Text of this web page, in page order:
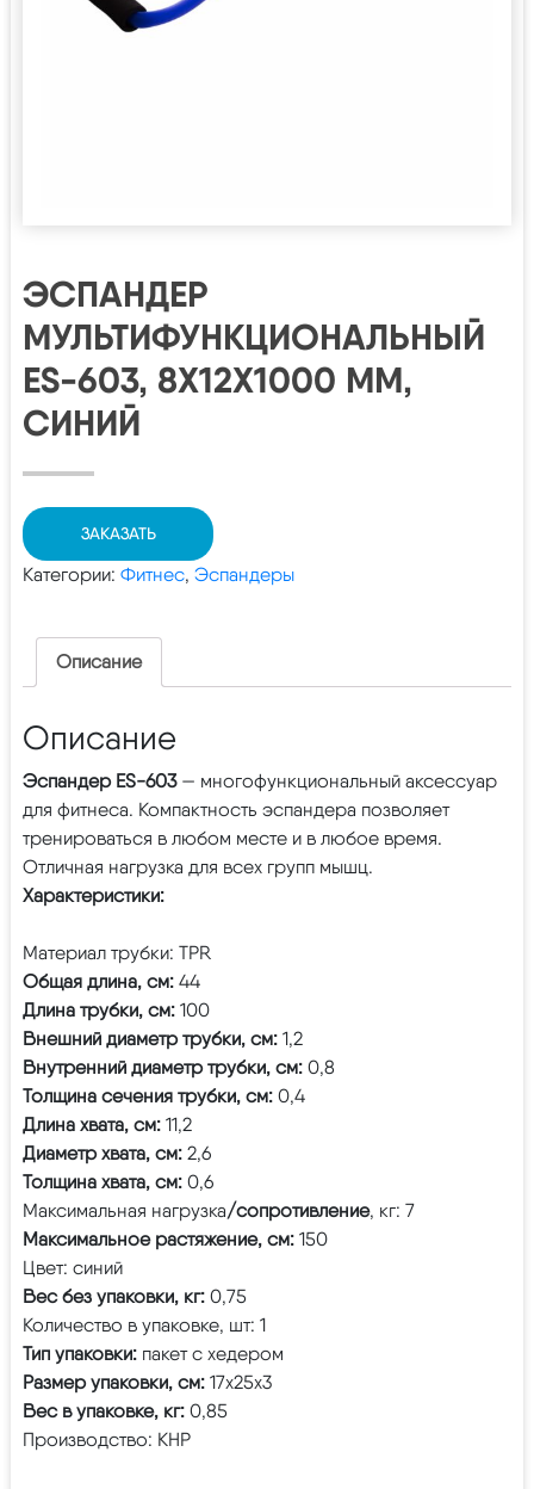
ЭСПАНДЕР
МУЛЬТИФУНКЦИОНАЛЬНЫЙ
ES-603, 8Х12Х1000 ММ,
СИНИЙ
ЗАКАЗАТЬ
Категории: Фитнес, Эспандеры
Описание
Описание
Эспандер ES-603— многофункциональный аксессуар
для фитнеса. Компактность эспандера позволяет
тренироваться в любом месте и в любое время.
Отличная нагрузка для всех групп мышц.
Характеристики:
Материал трубки: TPR
Общая длина, см: 44
Длина трубки, см: 100
Внешний диаметр трубки, cм: 1,2
Внутренний диаметр трубки, cм: 0,8
Толщина сечения трубки, см: 0,4
Длина хвата, см: 11,2
Диаметр хвата, см: 2,6
Толщина хвата, см: 0,6
Максимальная нагрузка/сопротивление, кг: 7
Максимальное растяжение, см: 150
Цвет: синий
Вес без упаковки, кг: 0,75
Количество в упаковке, шт: 1
Тип упаковки: пакет с хедером
Размер упаковки, см: 17х25х3
Вес в упаковке, кг: 0,85
Производство: КНР